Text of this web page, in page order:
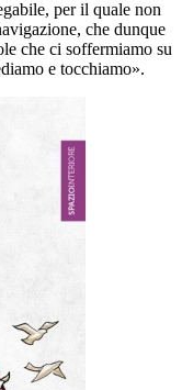
per il quale non
che dunque
che ci soffermiamo su
e tocchiamo».